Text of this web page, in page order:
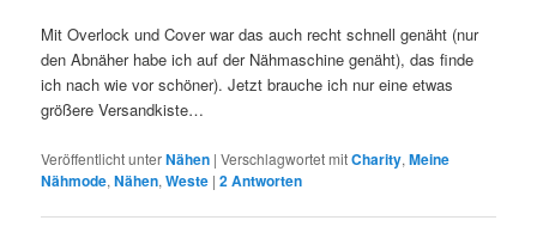
Mit Overlock und Cover war das auch recht schnell genäht (nur
den Abnäher habe ich auf der Nähmaschine genäht), das finde
ich nach wie vor schöner). Jetzt brauche ich nur eine etwas
größere Versandkiste…
Veröffentlicht unterNähen |Verschlagwortet mitCharity,Meine
Nähmode,Nähen,Weste |2Antworten